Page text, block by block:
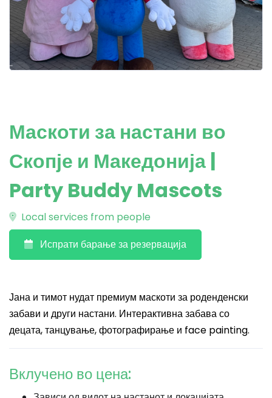
Маскоти за настани во
Скопје и Македонија |
Party Buddy Mascots
Local services from people
Испрати барање за резервација
Јана и тимот нудат премиум маскоти за роденденски
забави и други настани. Интерактивна забава со
децата, танцување, фотографирање и face painting.
Вклучено во цена: